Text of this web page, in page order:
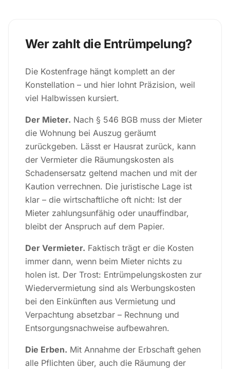
Wer zahlt die Entrümpelung?
Die Kostenfrage hängt komplett an der
Konstellation – und hier lohnt Präzision, weil
viel Halbwissen kursiert.
Der Mieter. Nach § 546 BGB muss der Mieter
die Wohnung bei Auszug geräumt
zurückgeben. Lässt er Hausrat zurück, kann
der Vermieter die Räumungskosten als
Schadensersatz geltend machen und mit der
Kaution verrechnen. Die juristische Lage ist
klar – die wirtschaftliche oft nicht: Ist der
Mieter zahlungsunfähig oder unauffindbar,
bleibt der Anspruch auf dem Papier.
Der Vermieter. Faktisch trägt er die Kosten
immer dann, wenn beim Mieter nichts zu
holen ist. Der Trost: Entrümpelungskosten zur
Wiedervermietung sind als Werbungskosten
bei den Einkünften aus Vermietung und
Verpachtung absetzbar – Rechnung und
Entsorgungsnachweise aufbewahren.
Die Erben. Mit Annahme der Erbschaft gehen
alle Pflichten über, auch die Räumung der